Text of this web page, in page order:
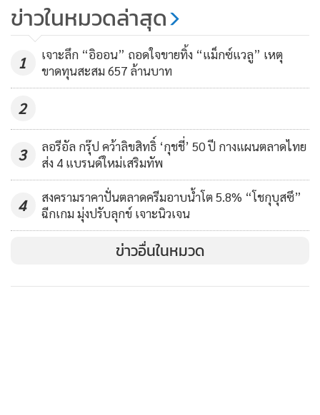
93
สระบุรี โฉมใหม่! No.1 แห่งไลฟ์
สไตล์ครบที่สุดของสระบุรี ฉลอง
ใหญ่ แจกฟรี! 7,000 รางวัล
ข่าวในหมวดล่าสุด
1
เจาะลึก “อิออน” ถอดใจขายทิ้ง “แม็กซ์แวลู” เหตุ
ขาดทุนสะสม 657 ล้านบาท
2
3
ลอรีอัล กรุ๊ป คว้าลิขสิทธิ์ ‘กุชชี่’ 50 ปี กางแผนตลาดไทย
ส่ง 4 แบรนด์ใหม่เสริมทัพ
4
สงครามราคาปั่นตลาดครีมอาบน้ำโต 5.8% “โชกุบุสซึ”
ฉีกเกม มุ่งปรับลุกข์ เจาะนิวเจน
ข่าวอื่นในหมวด